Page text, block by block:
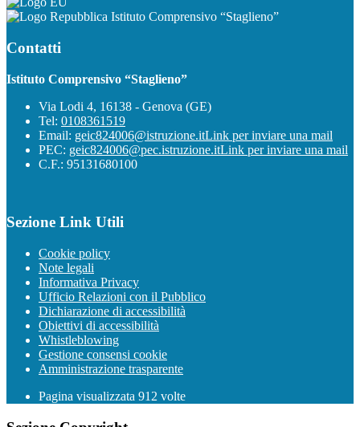
Istituto Comprensivo “Staglieno”
Contatti
Istituto Comprensivo “Staglieno”
Via Lodi 4, 16138 - Genova (GE)
Tel: 0108361519
Email: geic824006@istruzione.itLink per inviare una mail
PEC: geic824006@pec.istruzione.itLink per inviare una mail
C.F.: 95131680100
Sezione Link Utili
Cookie policy
Note legali
Informativa Privacy
Ufficio Relazioni con il Pubblico
Dichiarazione di accessibilità
Obiettivi di accessibilità
Whistleblowing
Gestione consensi cookie
Amministrazione trasparente
Pagina visualizzata 912 volte